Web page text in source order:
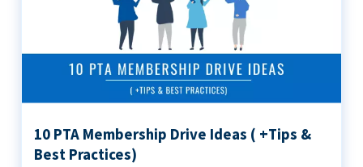
10 PTA Membership Drive Ideas ( +Tips &
Best Practices)